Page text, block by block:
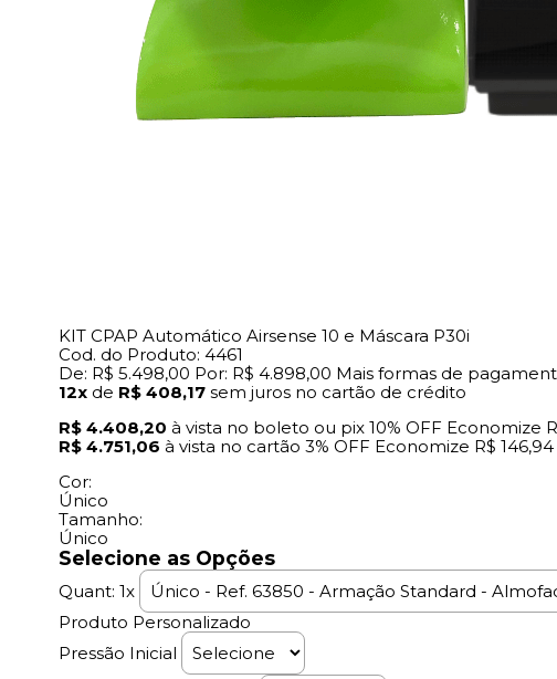
KIT CPAP Automático Airsense 10 e Máscara P30i
Cod. do Produto: 4461
De: R$ 5.498,00 Por: R$ 4.898,00 Mais formas de
12x de R$ 408,17 sem juros no cartão de crédito
R$ 4.408,20 à vista no boleto ou pix 10% OFF Economize
R$ 4.751,06 à vista no cartão 3% OFF Economize R$ 146,94
Cor:
Único
Tamanho:
Único
Selecione as Opções
Quant: 1x
Produto Personalizado
Pressão Inicial